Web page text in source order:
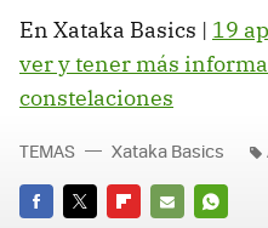
En Xataka Basics | 19
ver y tener más
constelaciones
TEMAS Xataka Basics